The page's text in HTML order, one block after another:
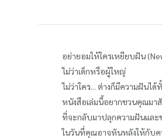
อย่ายอมให้ใครเหยียบฝัน
ไม่ว่าเด็กหรือผู้ใหญ่
ไม่ว่าใคร... ต่างก็มีความฝันได้
หนังสือเล่มนี้อยากชวนคุณมาสั
ที่จะกลับมาปลุกความฝันและ
ในวันที่คุณอาจหันหลังให้กับค